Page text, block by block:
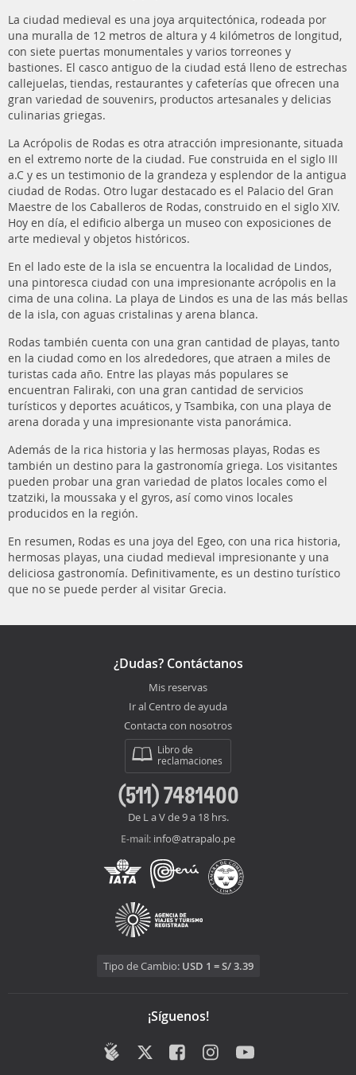
La ciudad medieval es una joya arquitectónica, rodeada por
una muralla de 12 metros de altura y 4 kilómetros de longitud,
con siete puertas monumentales y varios torreones y
bastiones. El casco antiguo de la ciudad está lleno de estrechas
callejuelas, tiendas, restaurantes y cafeterías que ofrecen una
gran variedad de souvenirs, productos artesanales y delicias
culinarias griegas.
La Acrópolis de Rodas es otra atracción impresionante, situada
en el extremo norte de la ciudad. Fue construida en el siglo III
a.C y es un testimonio de la grandeza y esplendor de la antigua
ciudad de Rodas. Otro lugar destacado es el Palacio del Gran
Maestre de los Caballeros de Rodas, construido en el siglo XIV.
Hoy en día, el edificio alberga un museo con exposiciones de
arte medieval y objetos históricos.
En el lado este de la isla se encuentra la localidad de Lindos,
una pintoresca ciudad con una impresionante acrópolis en la
cima de una colina. La playa de Lindos es una de las más bellas
de la isla, con aguas cristalinas y arena blanca.
Rodas también cuenta con una gran cantidad de playas, tanto
en la ciudad como en los alrededores, que atraen a miles de
turistas cada año. Entre las playas más populares se
encuentran Faliraki, con una gran cantidad de servicios
turísticos y deportes acuáticos, y Tsambika, con una playa de
arena dorada y una impresionante vista panorámica.
Además de la rica historia y las hermosas playas, Rodas es
también un destino para la gastronomía griega. Los visitantes
pueden probar una gran variedad de platos locales como el
tzatziki, la moussaka y el gyros, así como vinos locales
producidos en la región.
En resumen, Rodas es una joya del Egeo, con una rica historia,
hermosas playas, una ciudad medieval impresionante y una
deliciosa gastronomía. Definitivamente, es un destino turístico
que no se puede perder al visitar Grecia.
¿Dudas? Contáctanos
Mis reservas
Ir al Centro de ayuda
Contacta con nosotros
Libro de
reclamaciones
(511) 7481400
De L a V de 9 a 18 hrs.
E-mail: info@atrapalo.pe
Tipo de Cambio: USD 1 = S/ 3.39
¡Síguenos!